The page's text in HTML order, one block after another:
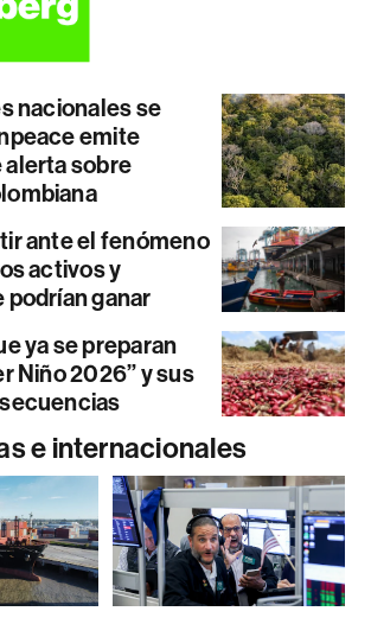
nacionales se
emite
sobre
ante el fenómeno
activos y
ganar
ya se preparan
Niño 2026” y sus
e internacionales